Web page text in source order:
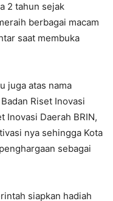
2 tahun sejak
berbagai macam
saat membuka
juga atas nama
Riset Inovasi
Inovasi Daerah BRIN,
nya sehingga Kota
sebagai
siapkan hadiah